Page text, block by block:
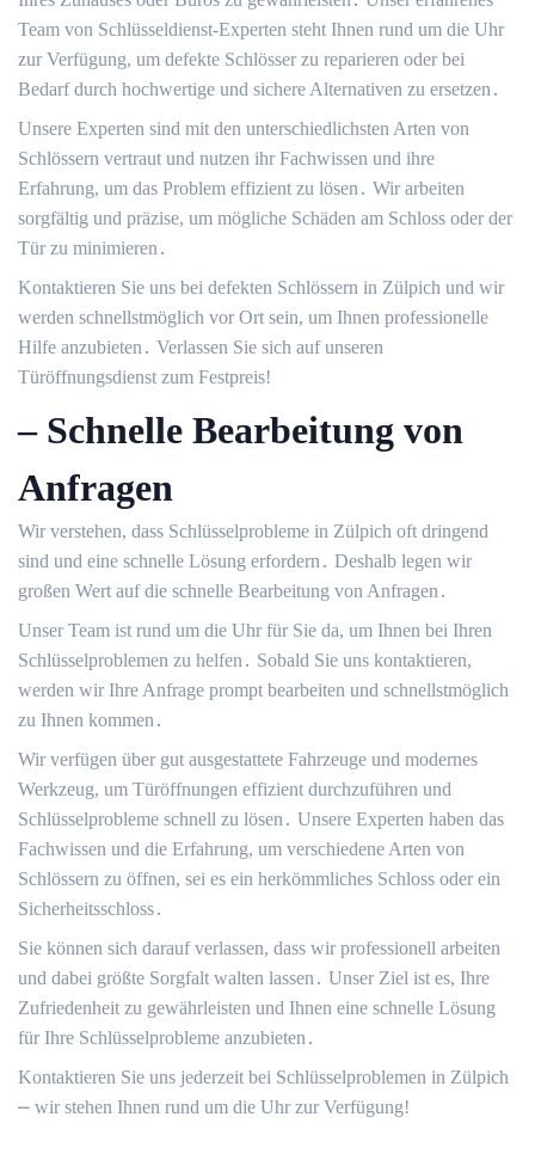
Team von Schlüsseldienst-Experten steht Ihnen rund um die Uhr
zur Verfügung, um defekte Schlösser zu reparieren oder bei
Bedarf durch hochwertige und sichere Alternativen zu ersetzen․
Unsere Experten sind mit den unterschiedlichsten Arten von
Schlössern vertraut und nutzen ihr Fachwissen und ihre
Erfahrung, um das Problem effizient zu lösen․ Wir arbeiten
sorgfältig und präzise, um mögliche Schäden am Schloss oder der
Tür zu minimieren․
Kontaktieren Sie uns bei defekten Schlössern in Zülpich und wir
werden schnellstmöglich vor Ort sein, um Ihnen professionelle
Hilfe anzubieten․ Verlassen Sie sich auf unseren
Türöffnungsdienst zum Festpreis!​
– Schnelle Bearbeitung von
Anfragen
Wir verstehen, dass Schlüsselprobleme in Zülpich oft dringend
sind und eine schnelle Lösung erfordern․ Deshalb legen wir
großen Wert auf die schnelle Bearbeitung von Anfragen․
Unser Team ist rund um die Uhr für Sie da, um Ihnen bei Ihren
Schlüsselproblemen zu helfen․ Sobald Sie uns kontaktieren,
werden wir Ihre Anfrage prompt bearbeiten und schnellstmöglich
zu Ihnen kommen․
Wir verfügen über gut ausgestattete Fahrzeuge und modernes
Werkzeug, um Türöffnungen effizient durchzuführen und
Schlüsselprobleme schnell zu lösen․ Unsere Experten haben das
Fachwissen und die Erfahrung, um verschiedene Arten von
Schlössern zu öffnen, sei es ein herkömmliches Schloss oder ein
Sicherheitsschloss․
Sie können sich darauf verlassen, dass wir professionell arbeiten
und dabei größte Sorgfalt walten lassen․ Unser Ziel ist es, Ihre
Zufriedenheit zu gewährleisten und Ihnen eine schnelle Lösung
für Ihre Schlüsselprobleme anzubieten․
Kontaktieren Sie uns jederzeit bei Schlüsselproblemen in Zülpich
⎼ wir stehen Ihnen rund um die Uhr zur Verfügung!​